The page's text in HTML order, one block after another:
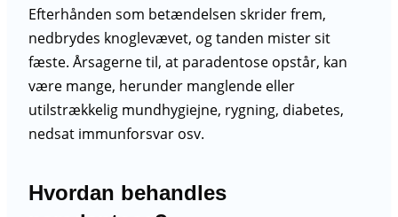
Efterhånden som betændelsen skrider frem,
nedbrydes knoglevævet, og tanden mister sit
fæste. Årsagerne til, at paradentose opstår, kan
være mange, herunder manglende eller
utilstrækkelig mundhygiejne, rygning, diabetes,
nedsat immunforsvar osv.
Hvordan behandles